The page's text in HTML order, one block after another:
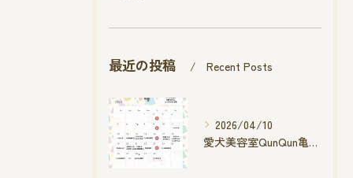
最近の投稿 Recent Posts
2026/04/10
愛犬美容室QunQun亀山エコー店